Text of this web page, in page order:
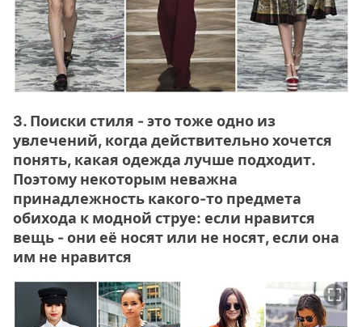
3. Поиски стиля - это тоже одно из
увлечений, когда действительно хочется
понять, какая одежда лучше подходит.
Поэтому некоторым неважна
принадлежность какого-то предмета
обихода к модной струе: если нравится
вещь - они её носят или не носят, если она
им не нравится